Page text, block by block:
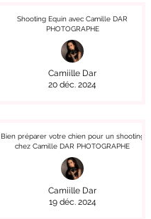
Shooting Equin avec Camille DAR
PHOTOGRAPHE
Camiille Dar
20 déc. 2024
Bien préparer votre chien pour un shooting
chez Camille DAR PHOTOGRAPHE
Camiille Dar
19 déc. 2024